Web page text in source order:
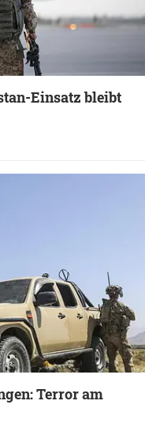
Einsatz bleibt
Terror am